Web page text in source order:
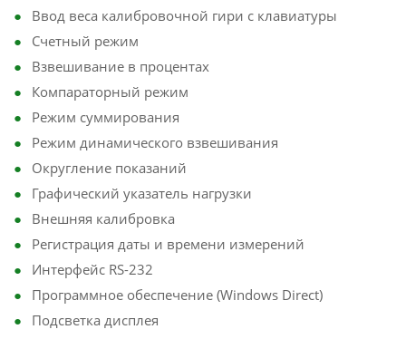
Ввод веса калибровочной гири с клавиатуры
Счетный режим
Взвешивание в процентах
Компараторный режим
Режим суммирования
Режим динамического взвешивания
Округление показаний
Графический указатель нагрузки
Внешняя калибровка
Регистрация даты и времени измерений
Интерфейс RS-232
Программное обеспечение (Windows Direct)
Подсветка дисплея